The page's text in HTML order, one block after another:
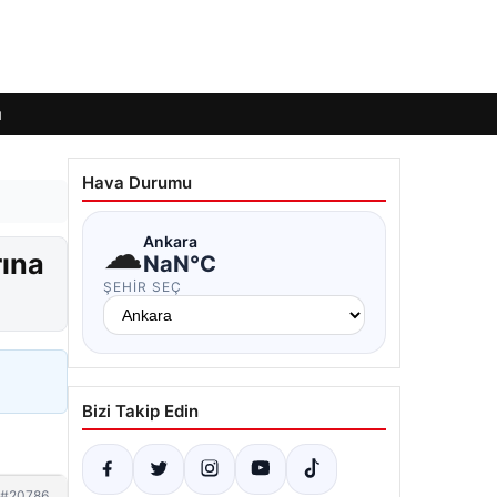
Hava Durumu
☁Ankara
NaN°C
ŞEHIR SEÇ
Bizi Takip Edin